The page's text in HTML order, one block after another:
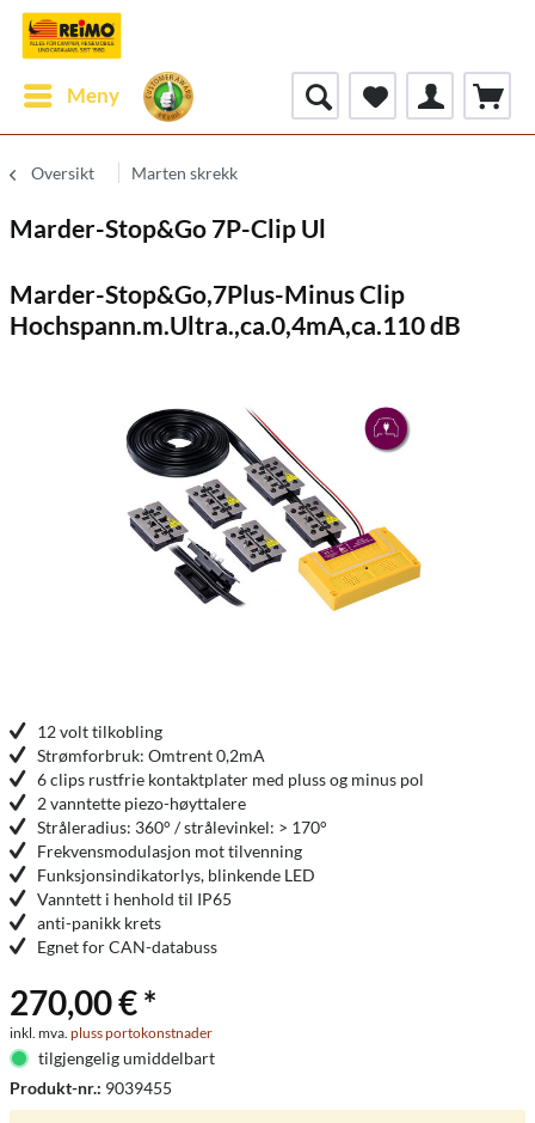
Meny
Oversikt Marten skrekk
Marder-Stop&Go 7P-Clip Ul
Marder-Stop&Go,7Plus-Minus Clip
Hochspann.m.Ultra.,ca.0,4mA,ca.110 dB
12 volt tilkobling
Strømforbruk: Omtrent 0,2mA
6 clips rustfrie kontaktplater med pluss og minus pol
2 vanntette piezo-høyttalere
Stråleradius: 360° / strålevinkel: > 170°
Frekvensmodulasjon mot tilvenning
Funksjonsindikatorlys, blinkende LED
Vanntett i henhold til IP65
anti-panikk krets
Egnet for CAN-databuss
270,00 € *
inkl. mva. pluss portokonstnader
tilgjengelig umiddelbart
Produkt-nr.: 9039455